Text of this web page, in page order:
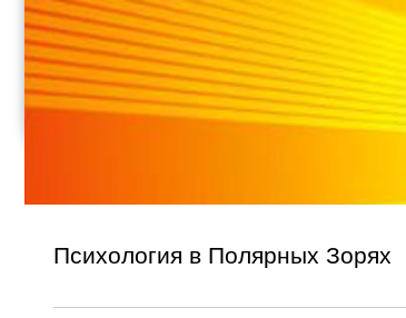
Психология в Полярных Зорях